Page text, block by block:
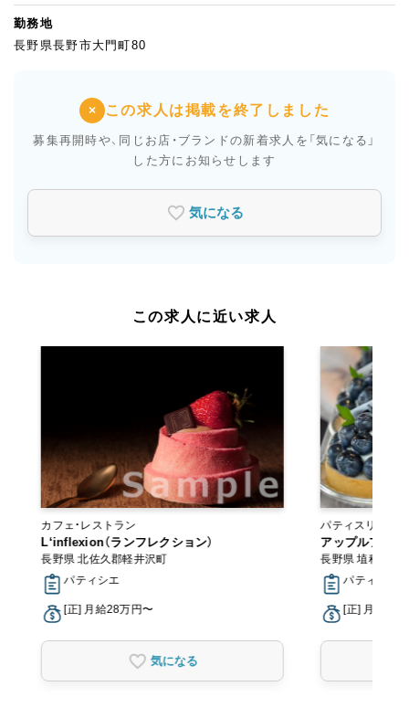
勤務地
長野県長野市大門町80
× この求人は掲載を終了しました
募集再開時や、同じお店・ブランドの新着求人を 「気になる」
した方にお知らせします
気になる
この求人に近い求人
カフェ・レストラン
L‘inflexion（ランフレクション）
長野県 北佐久郡軽井沢町
パティシエ
[正] 月給28万円〜
気になる
パティスリー・スイーツ
ボ
アップルファー
長野県 埴科郡坂
パティシエ
[正] 月給25